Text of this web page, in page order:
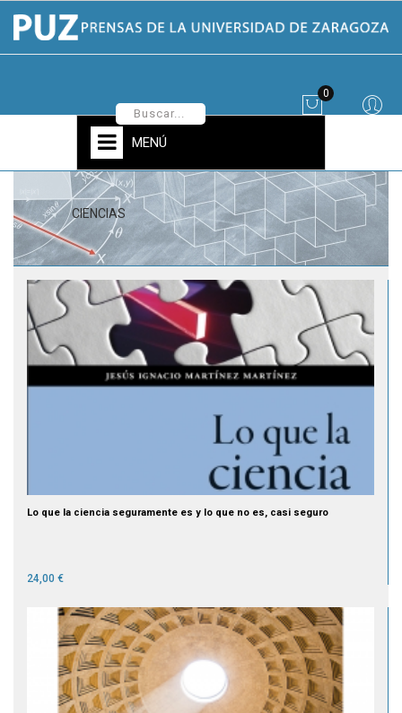
0
MENÚ
CIENCIAS
Lo que la ciencia seguramente es y lo que no es, casi seguro
24,00 €